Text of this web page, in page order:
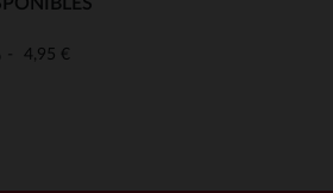
de privacidad, garantizando el
4,95 €